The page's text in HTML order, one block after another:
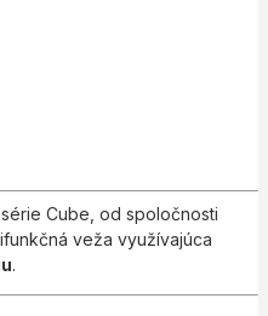
Cube, od spoločnosti
veža využívajúca
.